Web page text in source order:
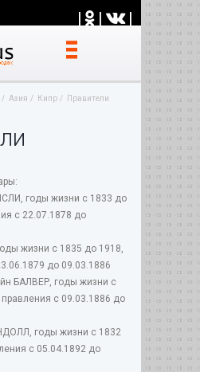
| | |
Азия Кипр Правители
годы жизни с 1833 до
с 22.07.1878 до
жизни с 1835 до 1918,
до 09.03.1886
БАЛВЕР, годы жизни с
с 09.03.1886 до
годы жизни с 1832
с 05.04.1892 до